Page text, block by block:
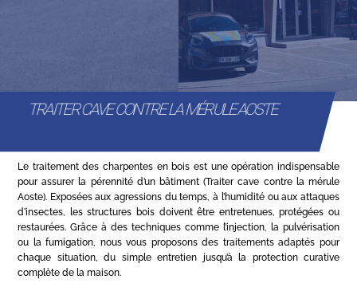
TRAITER CAVE CONTRE LA MÉRULE AOSTE
Le traitement des charpentes en bois est une opération indispensable
pour assurer la pérennité d’un bâtiment (Traiter cave contre la mérule
Aoste). Exposées aux agressions du temps, à l’humidité ou aux attaques
d’insectes, les structures bois doivent être entretenues, protégées ou
restaurées. Grâce à des techniques comme l’injection, la pulvérisation
ou la fumigation, nous vous proposons des traitements adaptés pour
chaque situation, du simple entretien jusqu’à la protection curative
complète de la maison.